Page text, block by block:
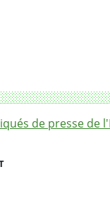
de presse de